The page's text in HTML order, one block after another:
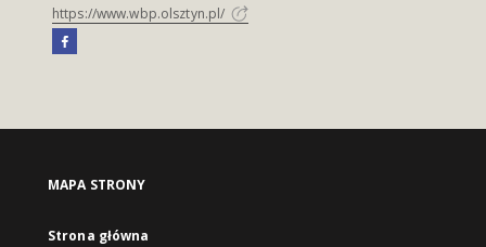
https://www.wbp.olsztyn.pl/
MAPA STRONY
Strona główna